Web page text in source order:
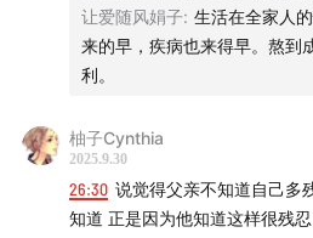
Spotify | YouTube Music
微信公众号：故事FM (ID:
新浪微博：@故事FM_StoryFM
让爱随风娟子: 生活在全家人
来的早，疾病也来得早。熬到
利。
柚子Cynthia
2025.9.30
26:30 说觉得父亲不知道自己多
知道 正是因为他知道这样很残